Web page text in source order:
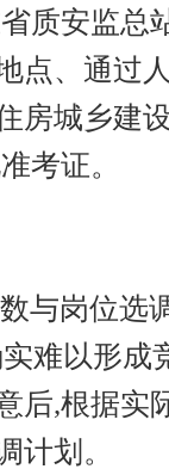
质安监总
点、通过
房城乡建
考证。
与岗位选
难以形成
后,根据实
计划。